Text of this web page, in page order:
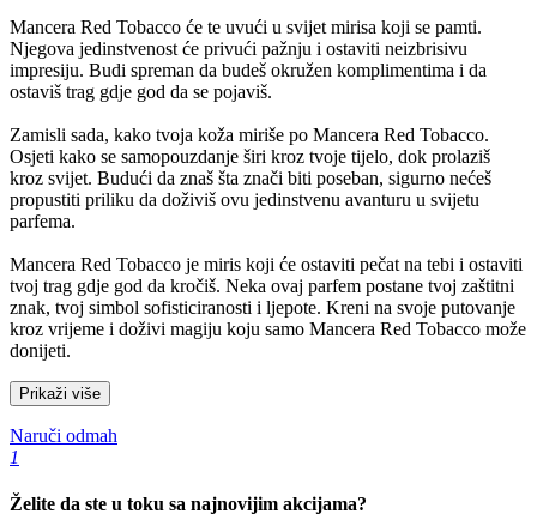
Mancera Red Tobacco će te uvući u svijet mirisa koji se pamti.
Njegova jedinstvenost će privući pažnju i ostaviti neizbrisivu
impresiju. Budi spreman da budeš okružen komplimentima i da
ostaviš trag gdje god da se pojaviš.
Zamisli sada, kako tvoja koža miriše po Mancera Red Tobacco.
Osjeti kako se samopouzdanje širi kroz tvoje tijelo, dok prolaziš
kroz svijet. Budući da znaš šta znači biti poseban, sigurno nećeš
propustiti priliku da doživiš ovu jedinstvenu avanturu u svijetu
parfema.
Mancera Red Tobacco je miris koji će ostaviti pečat na tebi i ostaviti
tvoj trag gdje god da kročiš. Neka ovaj parfem postane tvoj zaštitni
znak, tvoj simbol sofisticiranosti i ljepote. Kreni na svoje putovanje
kroz vrijeme i doživi magiju koju samo Mancera Red Tobacco može
donijeti.
Prikaži više
Naruči odmah
1
Želite da ste u toku sa najnovijim akcijama?